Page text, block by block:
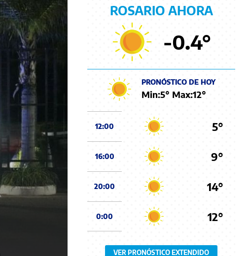
ROSARIO AHORA
-0.4°
PRONÓSTICO DE HOY
Min:5° Max:12°
12:00 5°
16:00 9°
20:00 14°
0:00 12°
VER PRONÓSTICO EXTENDIDO